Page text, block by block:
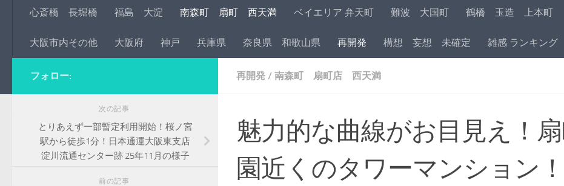
心斎橋 長堀橋 福島 大淀 南森町 扇町 西天満 ベイエリア 弁天町 難波 大国町 鶴橋 玉造 上本町
大阪市内その他 大阪府 神戸 兵庫県 奈良県 和歌山県 再開発 構想 妄想 未確定 雑感 ランキング
再開発 / 南森町 扇町店 西天満
魅力的な曲線がお目見え！
園近くのタワーマンション
フォロー:
次の記事
とりあえず一部暫定利用開始！桜ノ宮
駅から徒歩1分！日本通運大阪東支店
淀川流通センター跡 25年11月の様子
前の記事